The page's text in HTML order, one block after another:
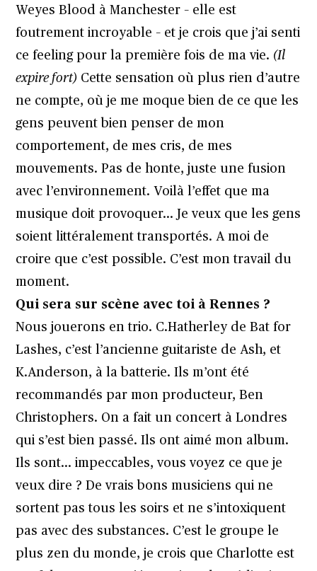
Weyes Blood à Manchester – elle est
foutrement incroyable – et je crois que j’ai senti
ce feeling pour la première fois de ma vie. (Il
expire fort) Cette sensation où plus rien d’autre
ne compte, où je me moque bien de ce que les
gens peuvent bien penser de mon
comportement, de mes cris, de mes
mouvements. Pas de honte, juste une fusion
avec l’environnement. Voilà l’effet que ma
musique doit provoquer… Je veux que les gens
soient littéralement transportés. A moi de
croire que c’est possible. C’est mon travail du
moment.
Qui sera sur scène avec toi à Rennes ?
Nous jouerons en trio. C.Hatherley de Bat for
Lashes, c’est l’ancienne guitariste de Ash, et
K.Anderson, à la batterie. Ils m’ont été
recommandés par mon producteur, Ben
Christophers. On a fait un concert à Londres
qui s’est bien passé. Ils ont aimé mon album.
Ils sont… impeccables, vous voyez ce que je
veux dire ? De vrais bons musiciens qui ne
sortent pas tous les soirs et ne s’intoxiquent
pas avec des substances. C’est le groupe le
plus zen du monde, je crois que Charlotte est